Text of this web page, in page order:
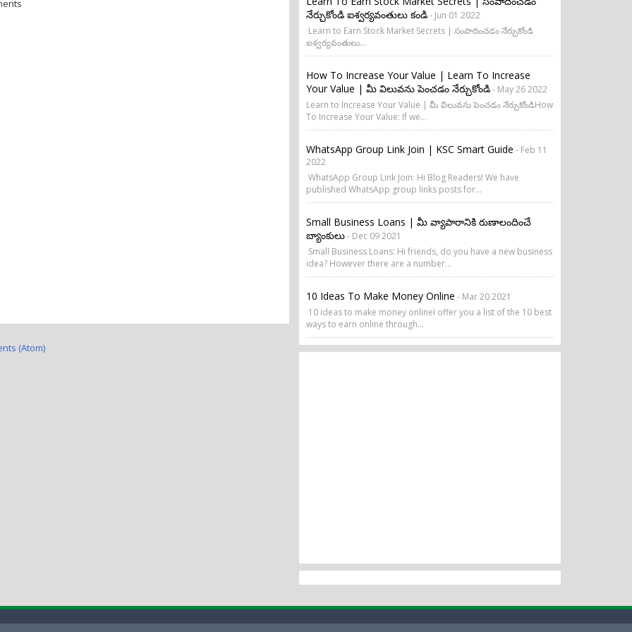
(Atom)
నేర్చుకోండి ఐశ్వర్యవంతులు కండి- Jun 01 2022
Learn to Earn Stock Market Secrets | సంపాదించడం నేర్చుకోండి
ఐశ్వర్యవంతులు...
How To Increase Your Value | Learn To Increase
Your Value | మీ విలువను పెంచడం నేర్చుకోండి- May 26 2022
Learn to Increase Your Value | మీ విలువను పెంచడం నేర్చుకోండిHow
To Increase Your Value: If we...
WhatsApp Group Link Join | KSC Smart Guide - Feb 11
2022
WhatsApp Group Link Join: Hi Blog Readers! We have
published WhatsApp group links posts for...
Small Business Loans | మీ వ్యాపారానికి రుణాలందించే
బ్యాంకులు- Dec 09 2021
Small Business Loans: Hi friends, do you have a new business
idea? However there are a number...
10 Ideas To Make Money Online - Mar 20 2021
10 ideas to make money onlineI offer you a list of the 10 best
ways to earn online through...